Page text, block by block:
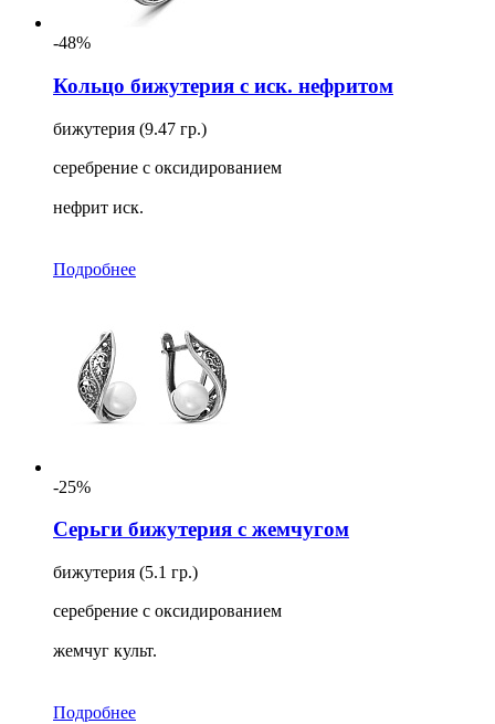
-48%
Кольцо бижутерия с иск. нефритом
бижутерия (9.47 гр.)
серебрение с оксидированием
нефрит иск.
Подробнее
-25%
Серьги бижутерия с жемчугом
бижутерия (5.1 гр.)
серебрение с оксидированием
жемчуг культ.
Подробнее